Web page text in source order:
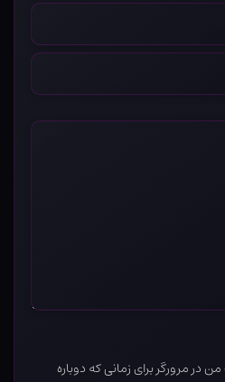
در مرورگر برای زمانی که دوباره